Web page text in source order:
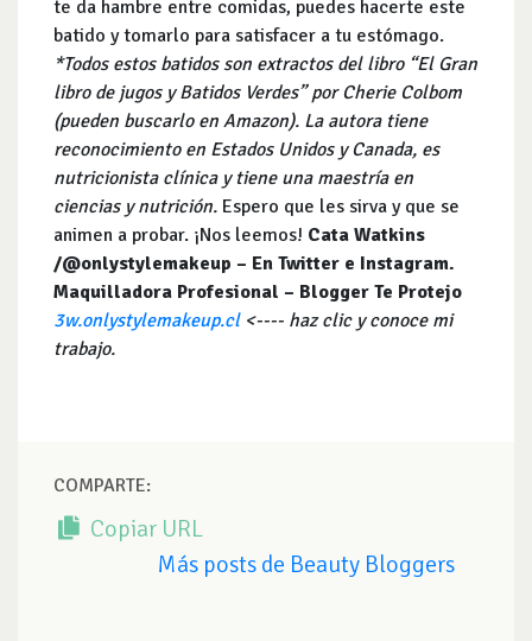
te da hambre entre comidas, puedes hacerte este
batido y tomarlo para satisfacer a tu estómago.
*Todos estos batidos son extractos del libro “El Gran
libro de jugos y Batidos Verdes” por Cherie Colbom
(pueden buscarlo en Amazon). La autora tiene
reconocimiento en Estados Unidos y Canada, es
nutricionista clínica y tiene una maestría en
ciencias y nutrición. Espero que les sirva y que se
animen a probar. ¡Nos leemos! Cata Watkins
/@onlystylemakeup – En Twitter e Instagram.
Maquilladora Profesional – Blogger Te Protejo
3w.onlystylemakeup.cl<---- haz clic y conoce mi
trabajo.
COMPARTE:
Copiar URL
Más posts de Beauty Bloggers